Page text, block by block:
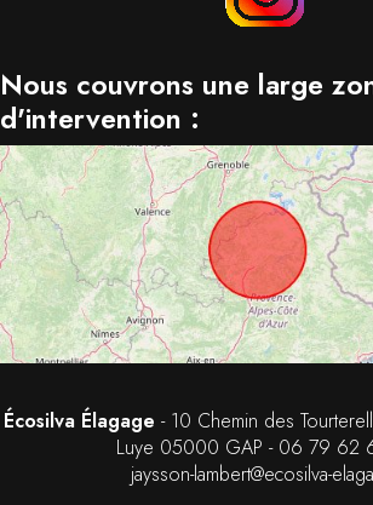
Nous couvrons une large
d'intervention :
Écosilva Élagage - 10 Chemin des
Luye 05000 GAP - 06 79 62
jaysson-lambert@ecosilva-